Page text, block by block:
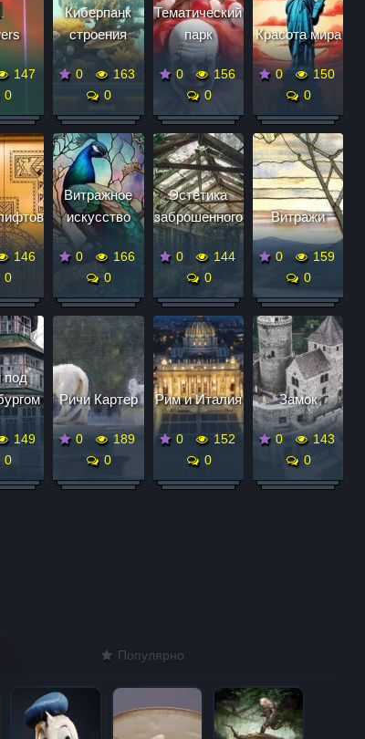
147
0
Киберпанк
строения
0
163
0
Тематический
парк
0
156
0
Красота мира
0
150
0
146
0
Витражное
искусство
0
166
0
Эстетика
заброшенного
0
144
0
Витражи
0
159
0
пoд
149
0
Ричи Картер
0
189
0
Рим и Италия
0
152
0
Замок
0
143
0
Популярно